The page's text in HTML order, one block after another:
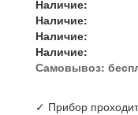
Наличие:
Наличие:
Наличие:
Наличие:
Самовывоз:
✓ Прибор